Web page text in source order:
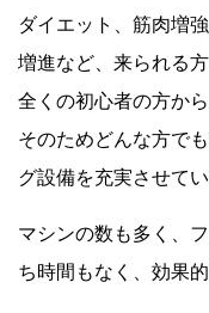
ダイエット、筋肉増
増進など、来られる
全くの初心者の方か
そのためどんな方で
グ設備を充実させてい
マシンの数も多く、
ち時間もなく、効果